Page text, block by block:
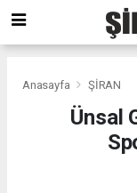
Anasayfa ŞİRAN
Ünsal